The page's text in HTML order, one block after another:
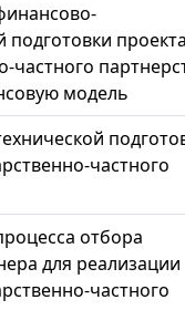
подготовки проекта
частного
модель
частного
отбора
для реализации
частного